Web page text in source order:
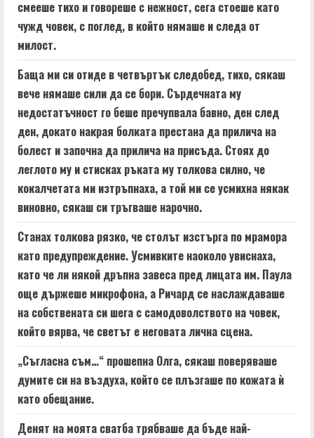
смееше тихо и говореше с нежност, сега стоеше като
чужд човек, с поглед, в който нямаше и следа от
милост.
Баща ми си отиде в четвъртък следобед, тихо, сякаш
вече нямаше сили да се бори. Сърдечната му
недостатъчност го беше пречупвала бавно, ден след
ден, докато накрая болката престана да прилича на
болест и започна да прилича на присъда. Стоях до
леглото му и стисках ръката му толкова силно, че
кокалчетата ми изтръпнаха, а той ми се усмихна някак
виновно, сякаш си тръгваше нарочно.
Станах толкова рязко, че столът изстърга по мрамора
като предупреждение. Усмивките наоколо увиснаха,
като че ли някой дръпна завеса пред лицата им. Паула
още държеше микрофона, а Ричард се наслаждаваше
на собствената си шега с самодоволството на човек,
който вярва, че светът е неговата лична сцена.
„Съгласна съм…“ прошепна Олга, сякаш поверяваше
думите си на въздуха, който се плъзгаше по кожата ѝ
като обещание.
Денят на моята сватба трябваше да бъде най-